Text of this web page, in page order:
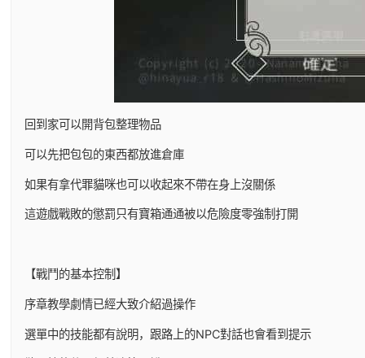
回到家可以開背包整理物品
可以先把包包的東西都放進倉庫
如果有拿代罪貓咪也可以收起來不帶在身上沒關係
這遊戲戰敗的懲罰只有寶箱通通被以危險度零強制打開
【戰鬥的基本控制】
序章教學劇情已經大致介紹過操作
選單中的技能都有說明，跟路上的NPC對話也會看到提示